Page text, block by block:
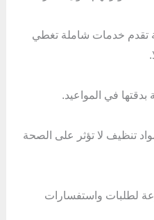
تقدم خدمات شاملة تغطي
في المواعيد.
تنظيف لا تؤثر على الصحة
لطلبات واستفسارات